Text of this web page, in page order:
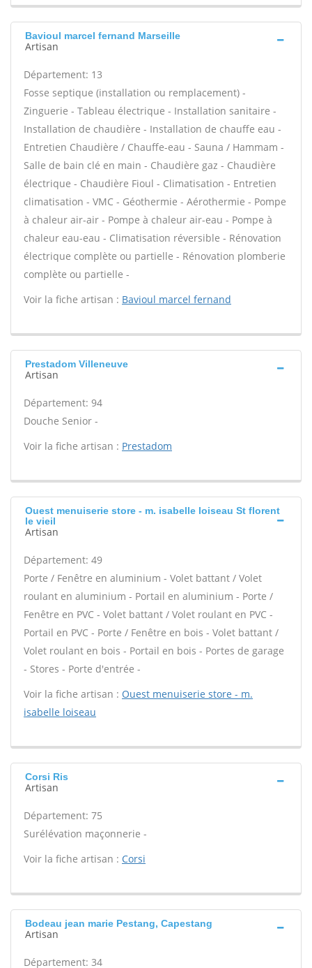
Bavioul marcel fernand Marseille
Artisan
Département: 13
Fosse septique (installation ou remplacement) -
Zinguerie - Tableau électrique - Installation sanitaire -
Installation de chaudière - Installation de chauffe eau -
Entretien Chaudière / Chauffe-eau - Sauna / Hammam -
Salle de bain clé en main - Chaudière gaz - Chaudière
électrique - Chaudière Fioul - Climatisation - Entretien
climatisation - VMC - Géothermie - Aérothermie - Pompe
à chaleur air-air - Pompe à chaleur air-eau - Pompe à
chaleur eau-eau - Climatisation réversible - Rénovation
électrique complète ou partielle - Rénovation plomberie
complète ou partielle -
Voir la fiche artisan : Bavioul marcel fernand
Prestadom Villeneuve
Artisan
Département: 94
Douche Senior -
Voir la fiche artisan : Prestadom
Ouest menuiserie store - m. isabelle loiseau St florent
le vieil
Artisan
Département: 49
Porte / Fenêtre en aluminium - Volet battant / Volet
roulant en aluminium - Portail en aluminium - Porte /
Fenêtre en PVC - Volet battant / Volet roulant en PVC -
Portail en PVC - Porte / Fenêtre en bois - Volet battant /
Volet roulant en bois - Portail en bois - Portes de garage
- Stores - Porte d'entrée -
Voir la fiche artisan : Ouest menuiserie store - m.
isabelle loiseau
Corsi Ris
Artisan
Département: 75
Surélévation maçonnerie -
Voir la fiche artisan : Corsi
Bodeau jean marie Pestang, Capestang
Artisan
Département: 34